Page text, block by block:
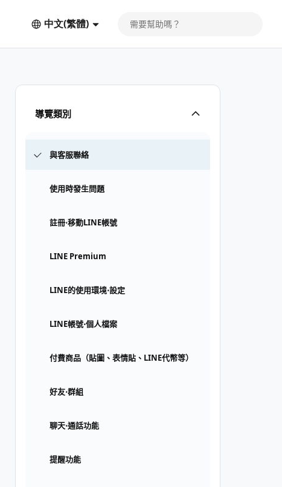
中文(繁體)
導覽類別
與客服聯絡
使用時發生問題
註冊⋅移動LINE帳號
LINE Premium
LINE的使用環境⋅設定
LINE帳號⋅個人檔案
付費商品（貼圖、表情貼、LINE代幣等）
好友⋅群組
聊天⋅通話功能
提醒功能